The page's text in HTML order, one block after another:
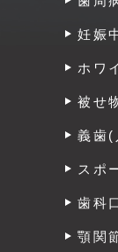
妊娠
ホワ
被せ
義歯(
スポ
歯科
顎関